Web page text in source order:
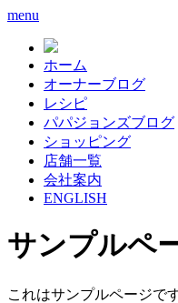
menu
ホーム
オーナーブログ
レシピ
パパジョンズブログ
ショッピング
店舗一覧
会社案内
ENGLISH
サンプルペ
これはサンプルページで